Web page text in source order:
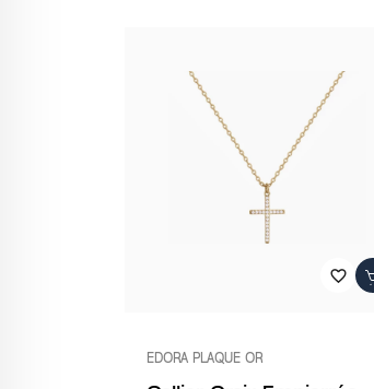
favorite_border
EDORA PLAQUE OR